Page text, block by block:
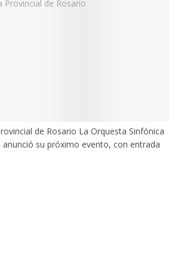
de Rosario La Orquesta Sinfónica
anunció su próximo evento, con entrada